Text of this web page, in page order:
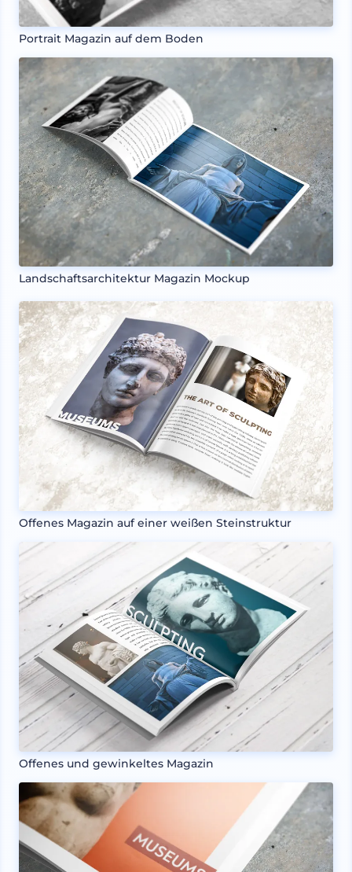
Portrait Magazin auf dem Boden
Landschaftsarchitektur Magazin Mockup
Offenes Magazin auf einer weißen Steinstruktur
Offenes und gewinkeltes Magazin